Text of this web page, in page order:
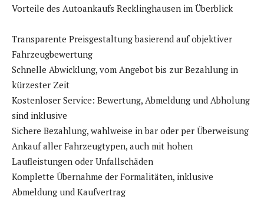
Vorteile des Autoankaufs Recklinghausen im Überblick
Transparente Preisgestaltung basierend auf objektiver
Fahrzeugbewertung
Schnelle Abwicklung, vom Angebot bis zur Bezahlung in
kürzester Zeit
Kostenloser Service: Bewertung, Abmeldung und Abholung
sind inklusive
Sichere Bezahlung, wahlweise in bar oder per Überweisung
Ankauf aller Fahrzeugtypen, auch mit hohen
Laufleistungen oder Unfallschäden
Komplette Übernahme der Formalitäten, inklusive
Abmeldung und Kaufvertrag